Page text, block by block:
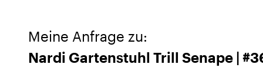
Meine Anfrage zu:
Nardi Gartenstuhl Trill Senape |